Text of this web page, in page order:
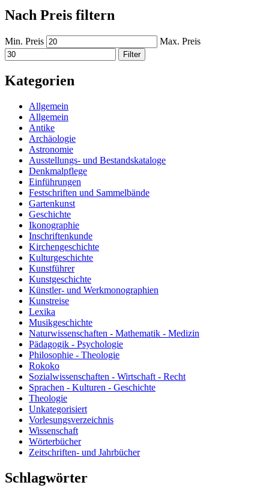
Nach Preis filtern
Min. Preis Max. Preis
Filter
Kategorien
Allgemein
Allgemein
Antike
Archäologie
Astronomie
Ausstellungs- und Bestandskataloge
Denkmalpflege
Einführungen
Festschriften und Sammelbände
Gartenkunst
Geschichte
Ikonographie
Inschriftenkunde
Kirchengeschichte
Kulturgeschichte
Kunstführer
Kunstgeschichte
Künstler- und Werkmonographien
Kunstreise
Lexika
Musikgeschichte
Naturwissenschaften - Mathematik - Medizin
Pädagogik - Psychologie
Philosophie - Theologie
Rokoko
Sozialwissenschaften - Wirtschaft - Recht
Sprachen - Kulturen - Geschichte
Theologie
Unkategorisiert
Vorlesungsverzeichnis
Wissenschaft
Wörterbücher
Zeitschriften- und Jahrbücher
Schlagwörter